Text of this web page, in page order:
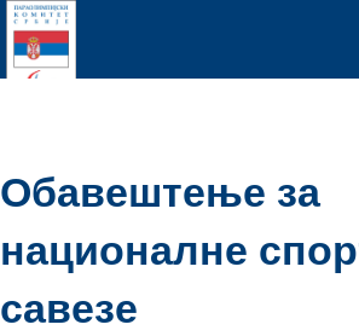
Обавештење за
националне
савезе